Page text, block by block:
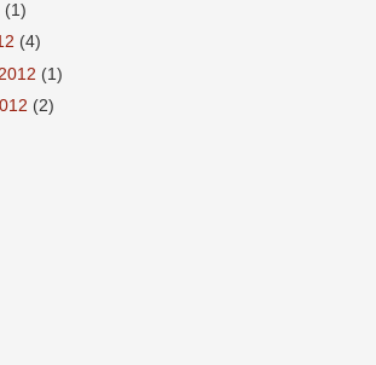
(1)
(4)
(1)
(2)